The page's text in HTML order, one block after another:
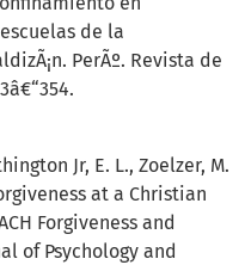
de la
PerÃº. Revista de
Jr, E. L., Zoelzer, M.
at a Christian
Forgiveness and
of Psychology and